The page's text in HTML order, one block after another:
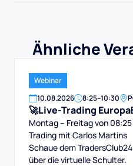
Ähnliche
Webinar
10.08.2026 8:25–10:30
🚀Live-Trading
Montag – Freitag von
Trading mit Carlos Martins
Schaue dem
über die virtuelle Schulter.